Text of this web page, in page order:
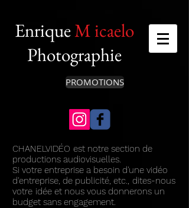
EnriqueM icaelo
Photographie
PROMOTIONS
CHANELVIDÉO est notre section de
productions audiovisuelles.
Si votre entreprise a besoin d'une vidéo
d'entreprise, de publicité, etc., dites-nous
votre idée et nous vous donnerons un
budget sans engagement.